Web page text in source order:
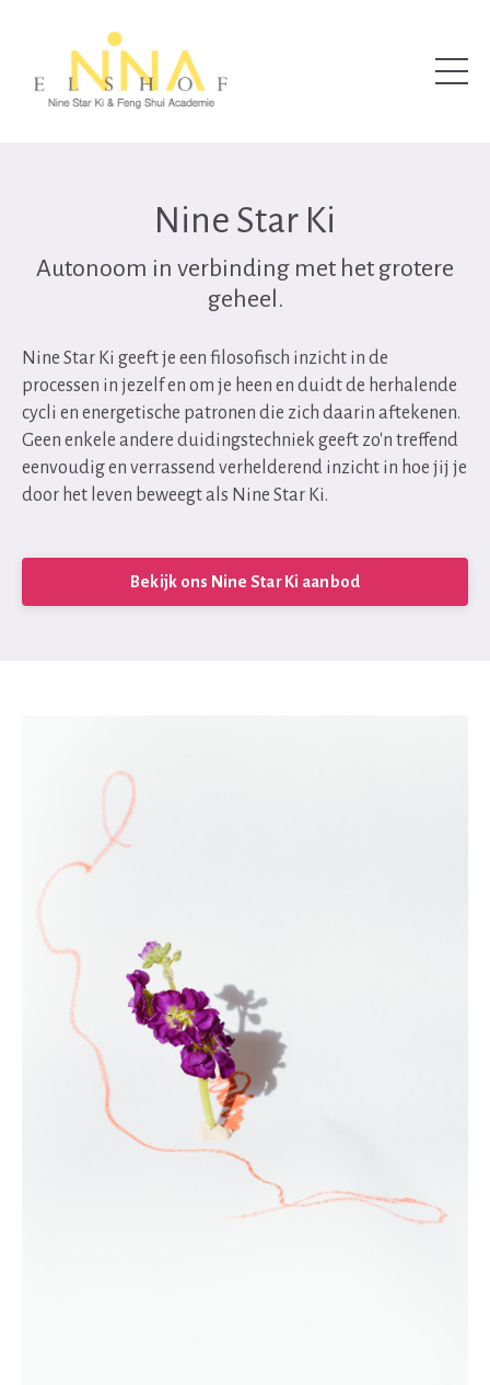
Nine Star Ki
Autonoom in verbinding met het grotere
geheel.
Nine Star Ki geeft je een filosofisch inzicht in de
processen in jezelf en om je heen en duidt de herhalende
cycli en energetische patronen die zich daarin aftekenen.
Geen enkele andere duidingstechniek geeft zo'n treffend
eenvoudig en verrassend verhelderend inzicht in hoe jij je
door het leven beweegt als Nine Star Ki.
Bekijk ons Nine Star Ki aanbod